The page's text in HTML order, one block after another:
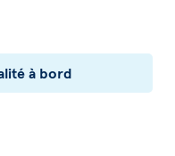
à bord